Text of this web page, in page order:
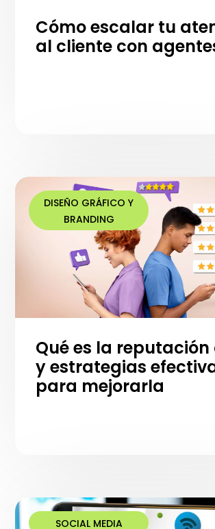
Cómo escalar tu
al cliente con
DISEÑO GRÁFICO Y
BRANDING
Qué es la reputación
y estrategias
para mejorarla
SOCIAL MEDIA